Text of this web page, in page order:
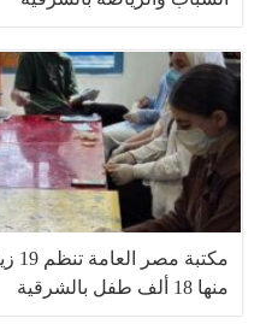
منها 18 ألف طفل بالشرقية